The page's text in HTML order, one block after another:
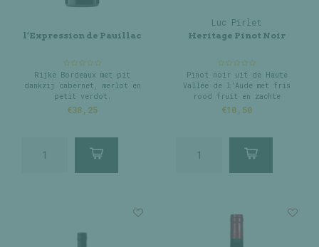
l’Expression de Pauillac
Rijke Bordeaux met pit
dankzij cabernet, merlot en
petit verdot.
€38,25
Luc Pirlet
Heritage Pinot Noir
Pinot noir uit de Haute
Vallée de l’Aude met fris
rood fruit en zachte
kruidigheid.
Licht, soepel en heerlijk
speelse, frisse finale.
€10,50